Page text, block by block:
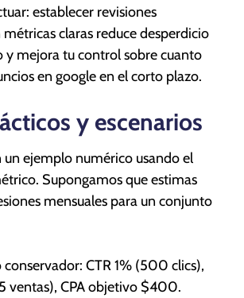
establecer revisiones
claras reduce desperdicio
y mejora tu control sobre cuanto
en google en el corto plazo.
y escenarios
ejemplo numérico usando el
Supongamos que estimas
mensuales para un conjunto
conservador: CTR 1% (500 clics),
ventas), CPA objetivo $400.